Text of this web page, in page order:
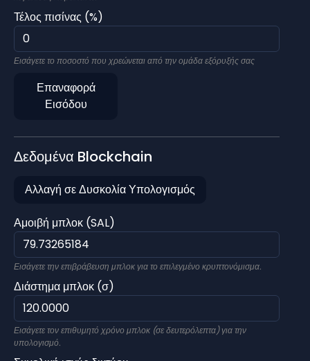
Τέλος πισίνας (%)
Εισάγετε το ποσοστό που χρεώνεται από την ομάδα εξόρυξής σας
Επαναφορά
Εισόδου
Δεδομένα Blockchain
Αλλαγή σε Δυσκολία Υπολογισμός
Αμοιβή μπλοκ (SAL)
Εισάγετε την επιβράβευση μπλοκ για το επιλεγμένο κρυπτονόμισμα.
Διάστημα μπλοκ (σ)
Εισάγετε τον επιθυμητό χρόνο μπλοκ (σε δευτερόλεπτα) για την
υπολογισμό.